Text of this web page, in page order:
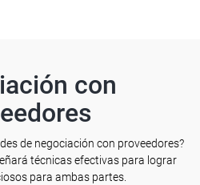
con
de negociación con proveedores?
técnicas efectivas para lograr
para ambas partes.